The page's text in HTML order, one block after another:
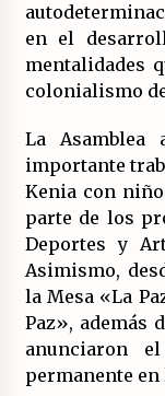
en el
mentalidades
colonialismo
La Asamblea
importante
Kenia con
parte de los
Deportes y
Asimismo,
la Mesa «La
Paz», además
anunciaron
permanente en